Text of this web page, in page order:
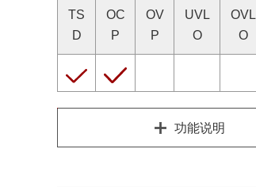
TS
D
OC
P
OV
P
UVL
O
OVL
O
功能说明